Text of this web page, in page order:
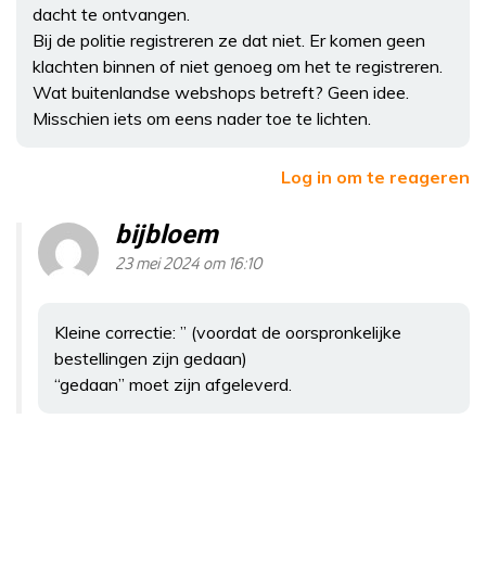
dacht te ontvangen.
Bij de politie registreren ze dat niet. Er komen geen
klachten binnen of niet genoeg om het te registreren.
Wat buitenlandse webshops betreft? Geen idee.
Misschien iets om eens nader toe te lichten.
Log in om te reageren
bijbloem
23 mei 2024 om 16:10
Kleine correctie: ” (voordat de oorspronkelijke
bestellingen zijn gedaan)
“gedaan” moet zijn afgeleverd.